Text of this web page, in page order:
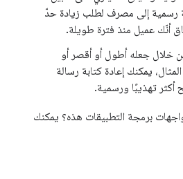
رسمية إلى مصرف لطلب زيادة حدّ
أنّك عميل منذ فترة طويلة.
خلال جعله أطول أو أقصر أو
يمكنك إعادة كتابة رسالة
أكثر تهذيبًا ورسمية.
برمجة التطبيقات هذه؟ يمكنك